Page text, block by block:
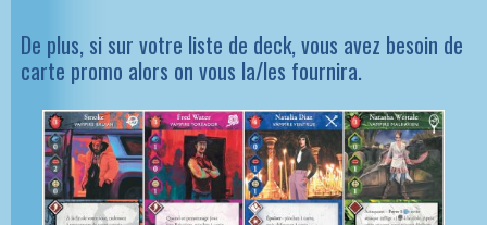
De plus, si sur votre liste de deck, vous avez besoin de
carte promo alors on vous la/les fournira.